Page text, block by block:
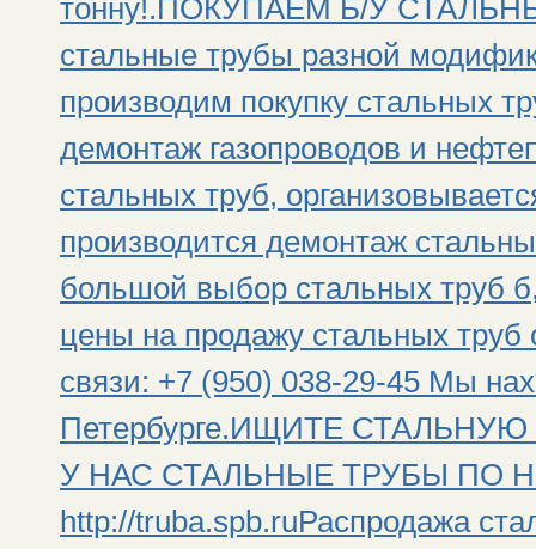
тонну!.ПОКУПАЕМ Б/У
стальные трубы разной
производим покупку стальных
демонтаж газопроводов и
стальных труб,
производится демонтаж
большой выбор стальных труб
цены на продажу стальных труб
связи: +7 (950) 038-29-45 Мы
Петербурге.ИЩИТЕ
У НАС СТАЛЬНЫЕ ТРУБЫ ПО
http://truba.spb.ruРаспродажа